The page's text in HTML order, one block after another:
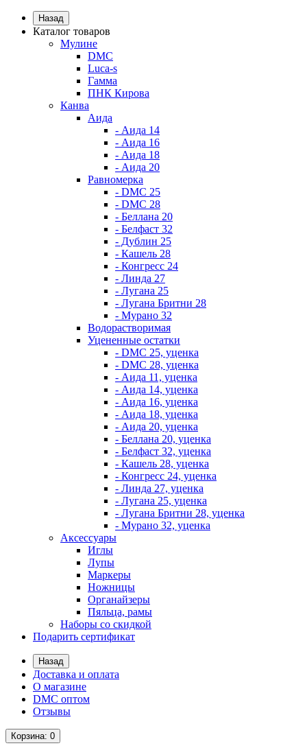
Назад
Каталог товаров
Мулине
DMC
Luca-s
Гамма
ПНК Кирова
Канва
Аида
- Аида 14
- Аида 16
- Аида 18
- Аида 20
Равномерка
- DMC 25
- DMC 28
- Беллана 20
- Белфаст 32
- Дублин 25
- Кашель 28
- Конгресс 24
- Линда 27
- Лугана 25
- Лугана Бритни 28
- Мурано 32
Водорастворимая
Уцененные остатки
- DMC 25, уценка
- DMC 28, уценка
- Аида 11, уценка
- Аида 14, уценка
- Аида 16, уценка
- Аида 18, уценка
- Аида 20, уценка
- Беллана 20, уценка
- Белфаст 32, уценка
- Кашель 28, уценка
- Конгресс 24, уценка
- Линда 27, уценка
- Лугана 25, уценка
- Лугана Бритни 28, уценка
- Мурано 32, уценка
Аксессуары
Иглы
Лупы
Маркеры
Ножницы
Органайзеры
Пяльца, рамы
Наборы со скидкой
Подарить сертификат
Назад
Доставка и оплата
О магазине
DMC оптом
Отзывы
Корзина: 0